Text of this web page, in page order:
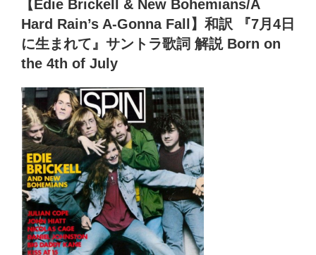
日:【Edie Brickell & New Bohemians/A
Hard Rain’s A-Gonna Fall】和訳 『7月4日
に生まれて』サントラ歌詞 解説 Born on
the 4th of July